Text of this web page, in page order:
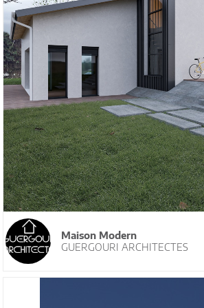
Maison Modern
GUERGOURI ARCHITECTES